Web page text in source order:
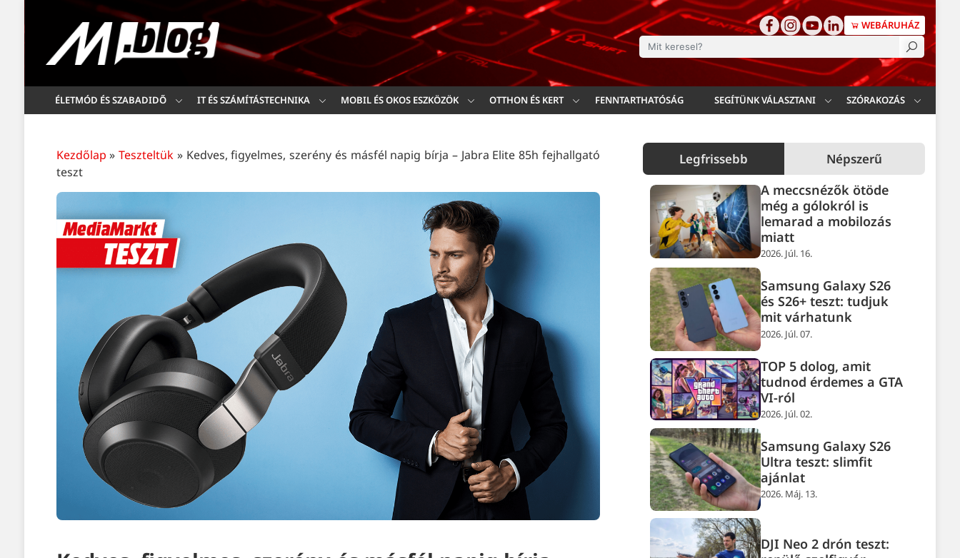
WEBÁRUHÁZ
Keresés
ÉLETMÓD ÉS SZABADIDŐ IT ÉS SZÁMÍTÁSTECHNIKA MOBIL ÉS OKOS ESZKÖZÖK OTTHON ÉS KERT FENNTARTHATÓSÁG SEGÍTÜNK VÁLASZTANI SZÓRAKOZÁS
Kezdőlap »Teszteltük » Kedves, figyelmes, szerény és másfél napig bírja – Jabra Elite 85h fejhallgató
teszt
Legfrissebb Népszerű
A meccsnézők ötöde
még a gólokról is
lemarad a mobilozás
miatt
2026. Júl. 16.
Samsung Galaxy S26
és S26+ teszt: tudjuk
mit várhatunk
2026. Júl. 07.
TOP 5 dolog, amit
tudnod érdemes a GTA
VI-ról
2026. Júl. 02.
Samsung Galaxy S26
Ultra teszt: slimfit
ajánlat
2026. Máj. 13.
DJI Neo 2 drón teszt: